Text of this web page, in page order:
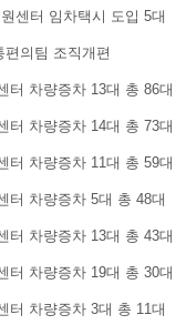
센터 임차택시 도입 5대
의팀 조직개편
터 차량증차 13대 총 86대
터 차량증차 14대 총 73대
터 차량증차 11대 총 59대
터 차량증차 5대 총 48대
터 차량증차 13대 총 43대
터 차량증차 19대 총 30대
터 차량증차 3대 총 11대